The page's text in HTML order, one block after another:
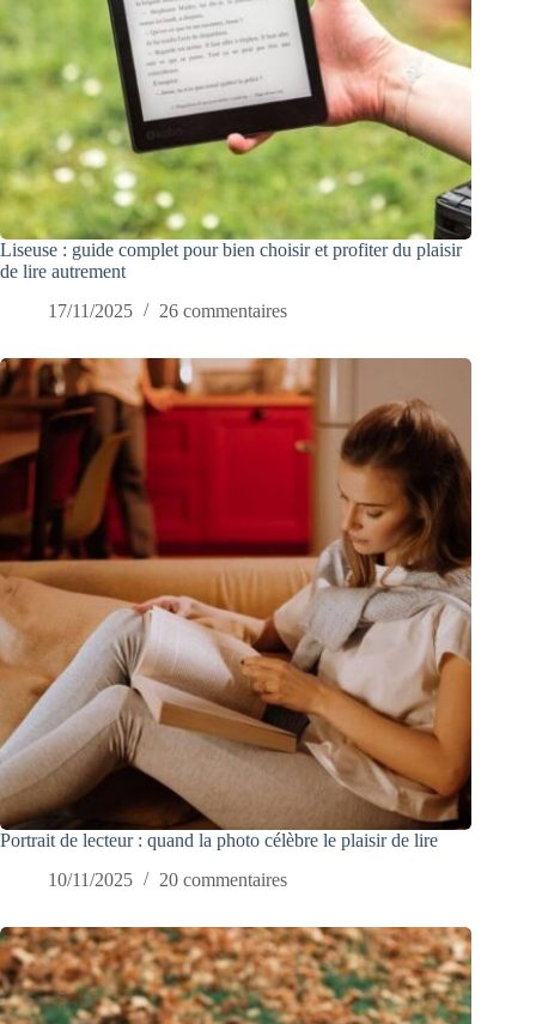
Liseuse : guide complet pour bien choisir et profiter du plaisir
de lire autrement
17/11/2025
26 commentaires
Portrait de lecteur : quand la photo célèbre le plaisir de lire
10/11/2025
20 commentaires